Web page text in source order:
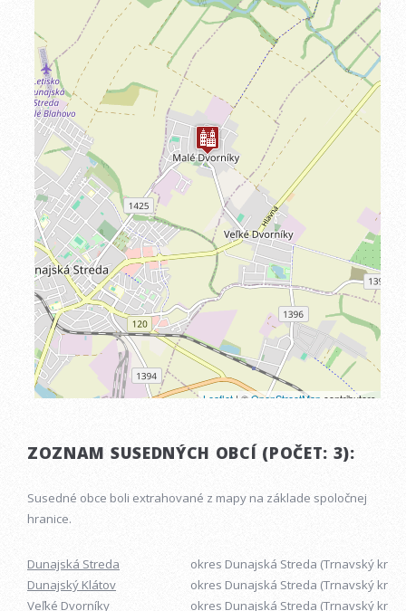
ZOZNAM SUSEDNÝCH OBCÍ (POČET: 3):
Susedné obce boli extrahované z mapy na základe spoločnej
hranice.
Dunajská Streda
okres Dunajská Streda (Trnavský kraj)
Dunajský Klátov
okres Dunajská Streda (Trnavský kraj)
Veľké Dvorníky
okres Dunajská Streda (Trnavský kraj)